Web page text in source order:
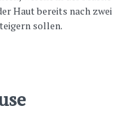
Haut bereits nach zwei
sollen.